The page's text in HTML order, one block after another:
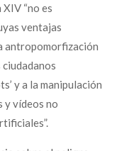
“no es
ventajas
antropomorfización
y a la manipulación
y vídeos no